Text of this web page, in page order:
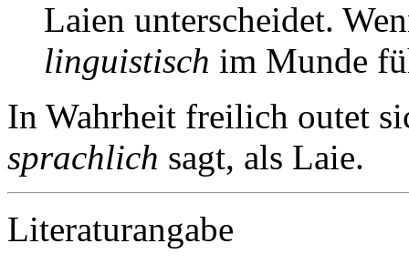
Laien unterscheidet.
linguistisch im Munde
In Wahrheit freilich outet
sprachlich sagt, als Laie.
Literaturangabe